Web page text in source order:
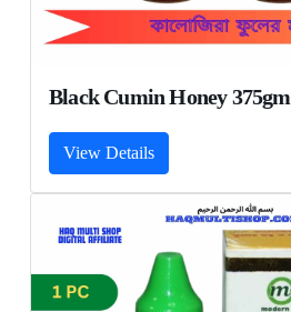
Black Cumin Honey 375gm
View Details